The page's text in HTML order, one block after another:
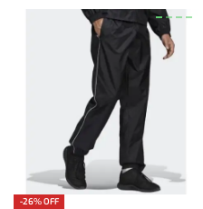
-26% OFF